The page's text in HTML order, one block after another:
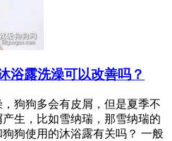
浴露洗澡可以改善吗？
狗狗多会有皮屑，但是夏季不
生，比如雪纳瑞，那雪纳瑞的
狗使用的沐浴露有关吗？ 一般